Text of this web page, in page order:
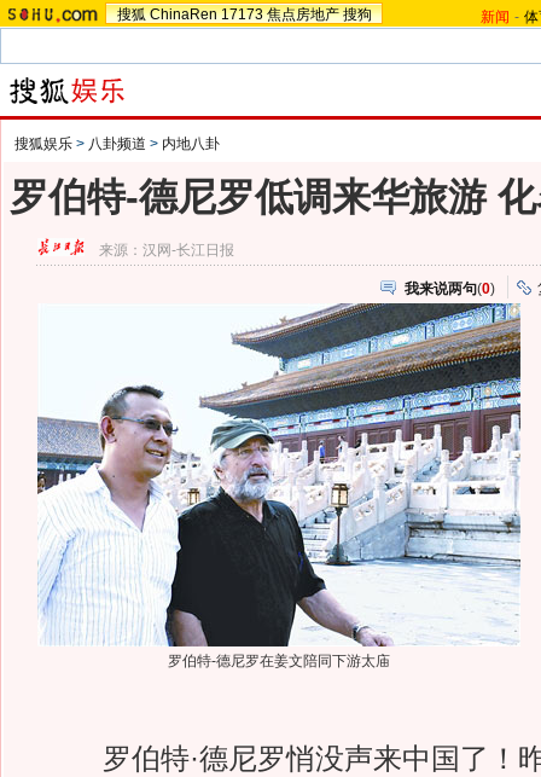
搜狐 ChinaRen 17173 焦点房地产 搜狗 新闻 -
搜狐娱乐 > 八卦频道 > 内地八卦
罗伯特-德尼罗低调来华旅游
来源： 汉网-长江日报
我来说两句(0)
罗伯特-德尼罗在姜文陪同下游太庙
罗伯特·德尼罗悄没声来中国了！